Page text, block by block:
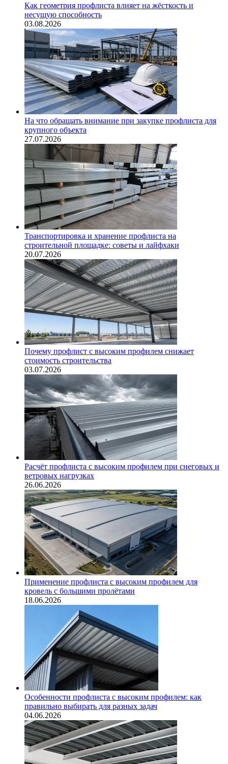
Как геометрия профлиста влияет на жёсткость и
несущую способность
03.08.2026
На что обращать внимание при закупке профлиста для
крупного объекта
27.07.2026
Транспортировка и хранение профлиста на
строительной площадке: советы и лайфхаки
20.07.2026
Почему профлист с высоким профилем снижает
стоимость строительства
03.07.2026
Расчёт профлиста с высоким профилем при снеговых и
ветровых нагрузках
26.06.2026
Применение профлиста с высоким профилем для
кровель с большими пролётами
18.06.2026
Особенности профлиста с высоким профилем: как
правильно выбирать для разных задач
04.06.2026